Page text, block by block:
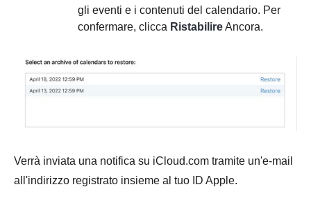
gli eventi e i contenuti del calendario. Per
confermare, clicca RistabilireAncora.
Verrà inviata una notifica su iCloud.com tramite un'e-mail
all'indirizzo registrato insieme al tuo ID Apple.